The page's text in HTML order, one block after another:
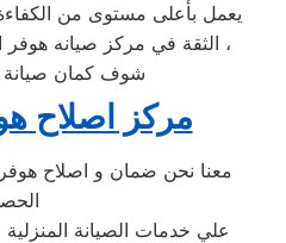
يعمل بأعلى مستوى من الكفاءة
الثقة في مركز صيانه هوفر الواسطي المعتمد بالواسطي ،
شوف كمان صيانة
مركز اصلاح
معنا نحن ضمان و اصلاح
علي خدمات الصيانة